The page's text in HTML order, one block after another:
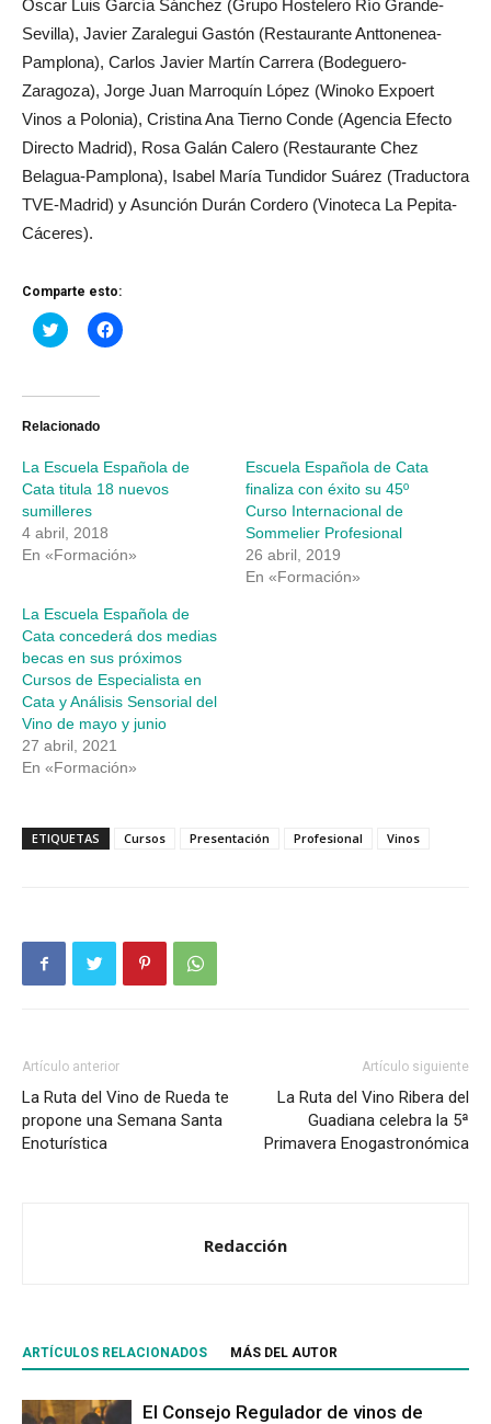
Oscar Luis García Sánchez (Grupo Hostelero Río Grande-
Sevilla), Javier Zaralegui Gastón (Restaurante Anttonenea-
Pamplona), Carlos Javier Martín Carrera (Bodeguero-
Zaragoza), Jorge Juan Marroquín López (Winoko Expoert
Vinos a Polonia), Cristina Ana Tierno Conde (Agencia Efecto
Directo Madrid), Rosa Galán Calero (Restaurante Chez
Belagua-Pamplona), Isabel María Tundidor Suárez (Traductora
TVE-Madrid) y Asunción Durán Cordero (Vinoteca La Pepita-
Cáceres).
Comparte esto:
Haz
clic
Twitter
abre
ventana
nueva)
Haz
clic
ventana
nueva)
Relacionado
La Escuela Española de
Cata titula 18 nuevos
sumilleres
4 abril, 2018
En «Formación»
Escuela Española de Cata
finaliza con éxito su 45º
Curso Internacional de
Sommelier Profesional
26 abril, 2019
En «Formación»
La Escuela Española de
Cata concederá dos medias
becas en sus próximos
Cursos de Especialista en
Cata y Análisis Sensorial del
Vino de mayo y junio
27 abril, 2021
En «Formación»
ETIQUETAS Cursos Presentación Profesional Vinos
Artículo anterior
La Ruta del Vino de Rueda te
propone una Semana Santa
Enoturística
Artículo siguiente
La Ruta del Vino Ribera del
Guadiana celebra la 5ª
Primavera Enogastronómica
Redacción
ARTÍCULOS RELACIONADOS MÁS DEL AUTOR
El Consejo Regulador de vinos de